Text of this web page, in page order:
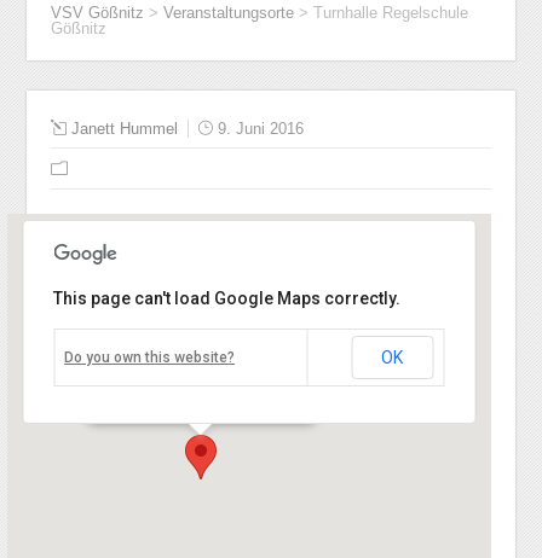
VSV Gößnitz >Veranstaltungsorte >Turnhalle Regelschule
Gößnitz
Janett Hummel 9. Juni 2016
Turnhalle Regelschule Gößnitz
Veranstaltungen
This page can't load Google Maps correctly.
Do you own this website? OK